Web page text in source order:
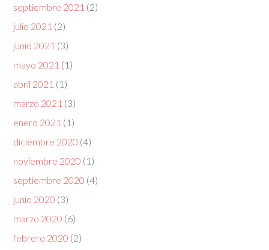
septiembre 2021 (2)
julio 2021 (2)
junio 2021 (3)
mayo 2021 (1)
abril 2021 (1)
marzo 2021 (3)
enero 2021 (1)
diciembre 2020 (4)
noviembre 2020 (1)
septiembre 2020 (4)
junio 2020 (3)
marzo 2020 (6)
febrero 2020 (2)